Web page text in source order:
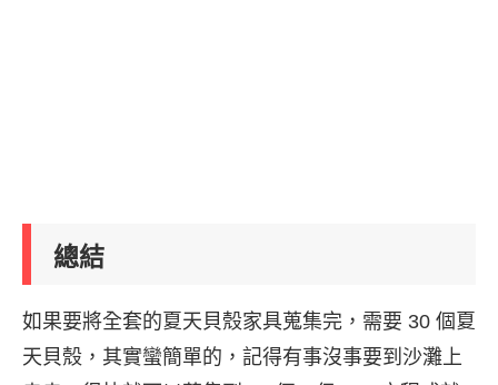
總結
如果要將全套的夏天貝殼家具蒐集完，需要 30 個夏
天貝殼，其實蠻簡單的，記得有事沒事要到沙灘上